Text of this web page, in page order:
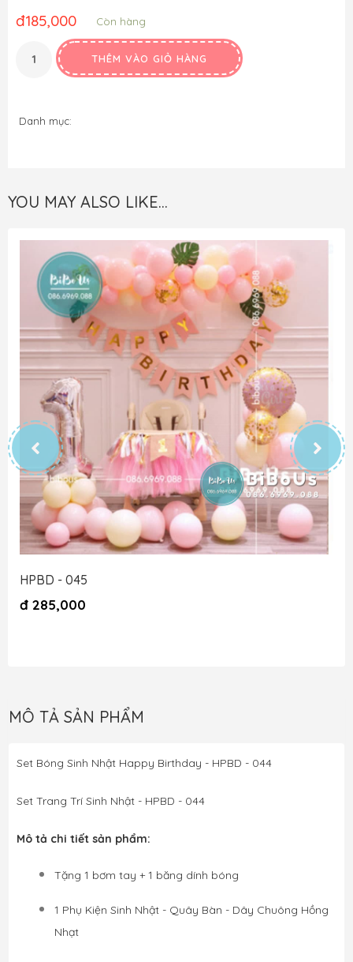
đ185,000 Còn hàng
THÊM VÀO GIỎ HÀNG
Danh mục:
YOU MAY ALSO LIKE…
HPBD - 045
đ 285,000
MÔ TẢ SẢN PHẨM
Set Bóng Sinh Nhật Happy Birthday - HPBD - 044
Set Trang Trí Sinh Nhật - HPBD - 044
Mô tả chi tiết sản phẩm:
Tặng 1 bơm tay + 1 băng dính bóng
1 Phụ Kiện Sinh Nhật - Quây Bàn - Dây Chuông Hồng
Nhạt